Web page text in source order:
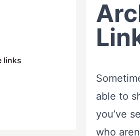
links
able to
you’ve
who